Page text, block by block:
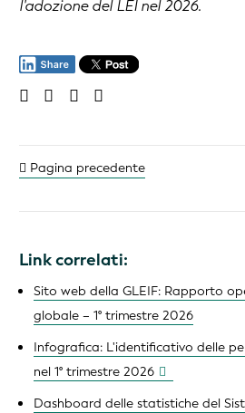
l'adozione del LEI nel 2026.
Pagina precedente
Link correlati:
Sito web della GLEIF: Rapporto
globale – 1° trimestre 2026
Infografica: L'identificativo delle
nel 1° trimestre 2026
Dashboard delle statistiche del